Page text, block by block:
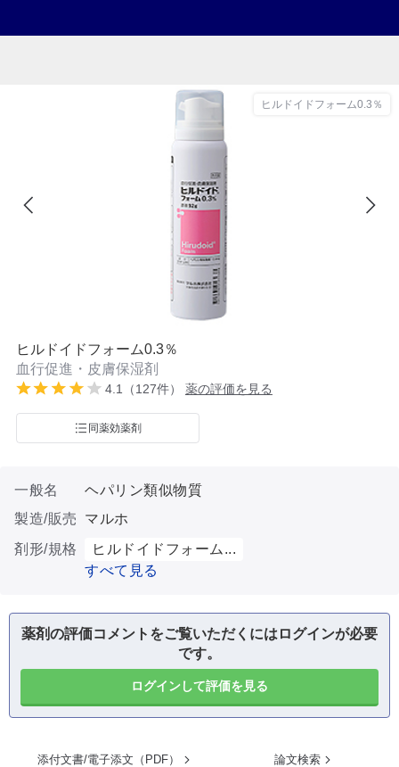
ヒルドイドフォーム0.3％
ヒルドイドフォーム0.3％
血行促進・皮膚保湿剤
4.1（127件） 薬の評価を見る
同薬効薬剤
一般名
ヘパリン類似物質
製造/販売
マルホ
剤形/規格
ヒルドイドフォーム...
すべて見る
薬剤の評価コメントをご覧いただくにはログインが必要
です。
ログインして評価を見る
添付文書/電子添文（PDF） 論文検索